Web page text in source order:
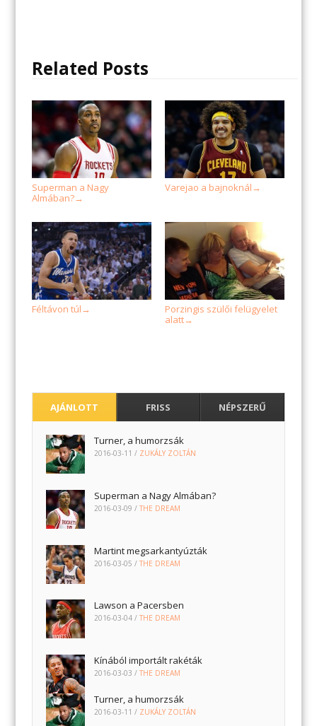
Related Posts
Superman a Nagy
Almában?→
Varejao a bajnoknál →
Féltávon túl →
Porzingis szülői felügyelet
alatt→
AJÁNLOTT FRISS NÉPSZERŰ
Turner, a humorzsák
2016-03-11 / ZUKÁLY ZOLTÁN
Superman a Nagy Almában?
2016-03-09 /THE DREAM
Martint megsarkantyúzták
2016-03-05 /THE DREAM
Lawson a Pacersben
2016-03-04 /THE DREAM
Kínából importált rakéták
2016-03-03 /THE DREAM
Turner, a humorzsák
2016-03-11 / ZUKÁLY ZOLTÁN